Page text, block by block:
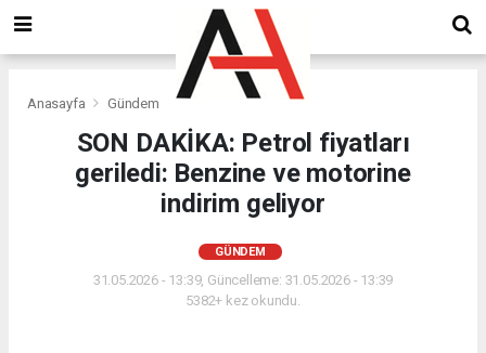
Anasayfa Gündem
SON DAKİKA: Petrol fiyatları
geriledi: Benzine ve motorine
indirim geliyor
GÜNDEM
31.05.2026 - 13:39, Güncelleme: 31.05.2026 - 13:39
5382+ kez okundu.